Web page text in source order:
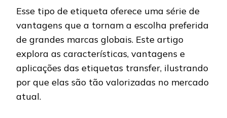
Esse tipo de etiqueta oferece uma série de
vantagens que a tornam a escolha preferida
de grandes marcas globais. Este artigo
explora as características, vantagens e
aplicações das etiquetas transfer, ilustrando
por que elas são tão valorizadas no mercado
atual.